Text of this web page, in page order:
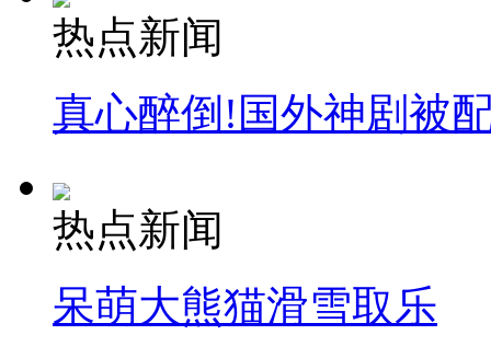
热点新闻
真心醉倒!国外神剧被
热点新闻
呆萌大熊猫滑雪取乐